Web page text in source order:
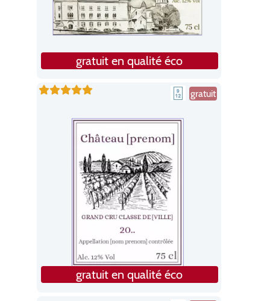
gratuit en qualité éco
gratuit
gratuit en qualité éco